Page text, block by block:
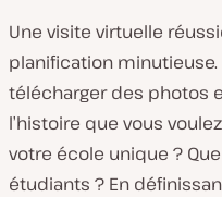
Une visite virtuelle
planification
télécharger des photos
l’histoire que vous
votre école unique ?
étudiants ? En